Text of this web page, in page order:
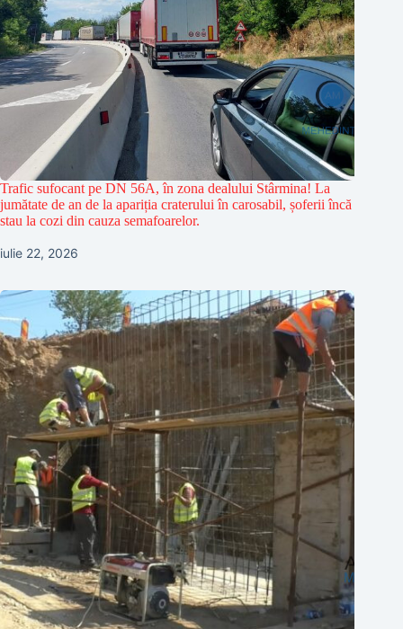
Trafic sufocant pe DN 56A, în zona dealului Stârmina! La
jumătate de an de la apariția craterului în carosabil, șoferii încă
stau la cozi din cauza semafoarelor.
iulie 22, 2026